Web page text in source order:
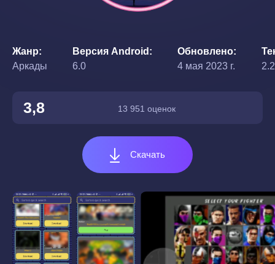
Жанр
Аркады
Версия Android
6.0
Обновлено
4 мая 2023 г.
2.2
3,8 13 951 оценок
Скачать